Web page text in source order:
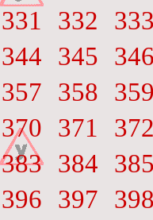
331 332
344 345
357 358
370 371
383 384
396 397